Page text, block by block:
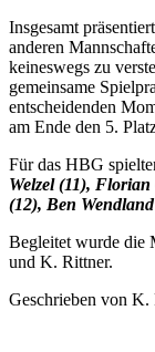
Insgesamt
anderen
keineswegs zu
gemeinsame
entscheidenden
am Ende den 5.
Für das HBG
Welzel (11),
(12), Ben
Begleitet wurde die
und K. Rittner.
Geschrieben von K.